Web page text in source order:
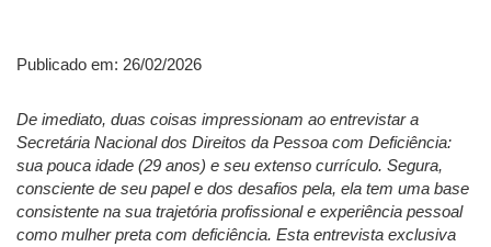
Publicado em: 26/02/2026
De imediato, duas coisas impressionam ao entrevistar a
Secretária Nacional dos Direitos da Pessoa com Deficiência:
sua pouca idade (29 anos) e seu extenso currículo. Segura,
consciente de seu papel e dos desafios pela, ela tem uma base
consistente na sua trajetória profissional e experiência pessoal
como mulher preta com deficiência. Esta entrevista exclusiva